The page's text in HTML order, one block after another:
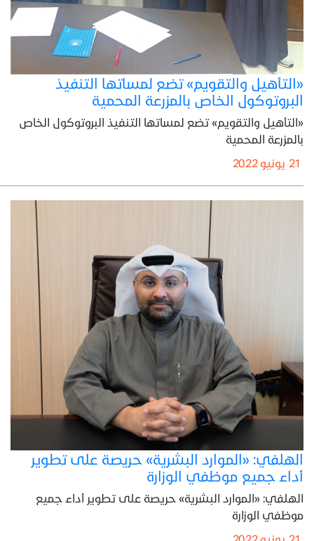
«التأهيل والتقويم» تضع لمساتها التنفيذ
البروتوكول الخاص بالمزرعة المحمية
«التأهيل والتقويم» تضع لمساتها التنفيذ البروتوكول الخاص
بالمزرعة المحمية
الهلفي: «الموارد البشرية» حريصة على تطوير
أداء جميع موظفي الوزارة
الهلفي: «الموارد البشرية» حريصة على تطوير أداء جميع
موظفي الوزارة